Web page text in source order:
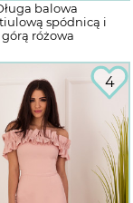
balowa
spódnicą i
różowa
4